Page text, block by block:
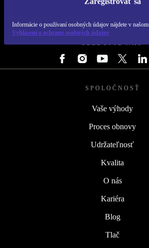
Informácie o používaní osobných údajov nájdete v našom
Vyhlásení o ochrane osobných údajov
SLEDUJTE NÁS
SPOLOČNOSŤ
Vaše výhody
Proces obnovy
Udržateľnosť
Kvalita
O nás
Kariéra
Blog
Tlač